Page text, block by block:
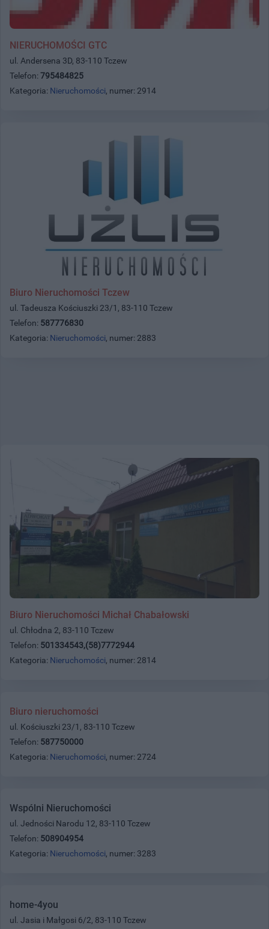
NIERUCHOMOŚCI GTC
ul. Andersena 3D, 83-110 Tczew
Telefon: 795484825
Kategoria: Nieruchomości, numer: 2914
Biuro Nieruchomości Tczew
ul. Tadeusza Kościuszki 23/1, 83-110 Tczew
Telefon: 587776830
Kategoria: Nieruchomości, numer: 2883
Biuro Nieruchomości Michał Chabałowski
ul. Chłodna 2, 83-110 Tczew
Telefon: 501334543,(58)7772944
Kategoria: Nieruchomości, numer: 2814
Biuro nieruchomości
ul. Kościuszki 23/1, 83-110 Tczew
Telefon: 587750000
Kategoria: Nieruchomości, numer: 2724
Wspólni Nieruchomości
ul. Jedności Narodu 12, 83-110 Tczew
Telefon: 508904954
Kategoria: Nieruchomości, numer: 3283
home-4you
ul. Jasia i Małgosi 6/2, 83-110 Tczew